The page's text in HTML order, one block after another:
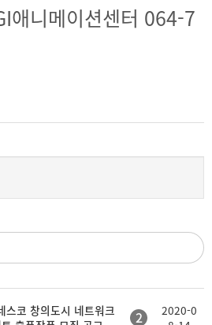
애니메이션센터 064-7
스코 창의도시 네트워크
2
2020-0